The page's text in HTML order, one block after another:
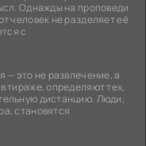
Однажды на проповеди
человек не разделяет её
с
— это не развлечение, а
тираже, определяют тех,
дистанцию. Люди,
становятся